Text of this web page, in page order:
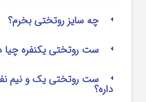
چه سایز روتختی بخرم؟
ست روتختی یکنفره چیا
ست روتختی یک و نیم
داره؟